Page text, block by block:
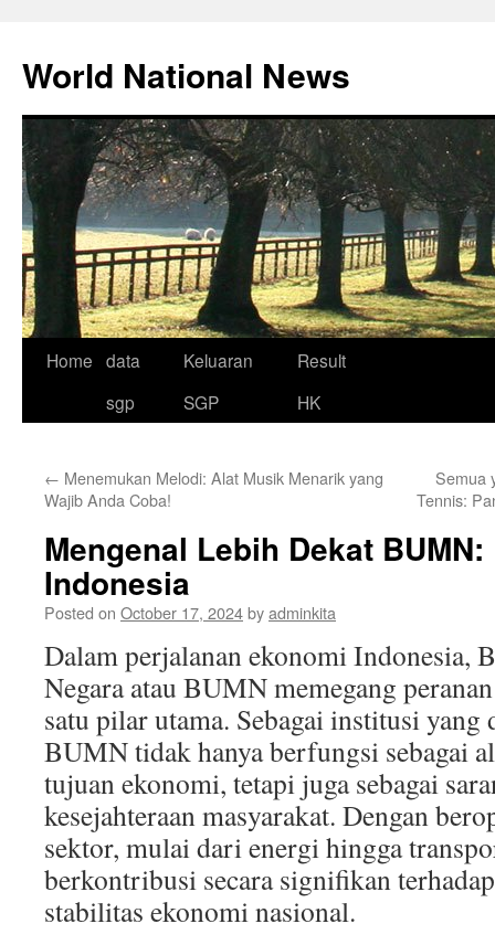
content
World National News
Home data
sgp
Keluaran
SGP
Result
HK
← Menemukan Melodi: Alat Musik Menarik yang
Wajib Anda Coba!
Semua
Tennis:
Mengenal Lebih Dekat
Indonesia
Posted on October 17, 2024byadminkita
Dalam perjalanan ekonomi Indonesia,
Negara atau BUMN memegang
satu pilar utama. Sebagai institusi
BUMN tidak hanya berfungsi sebagai
tujuan ekonomi, tetapi juga sebagai
kesejahteraan masyarakat. Dengan
sektor, mulai dari energi hingga
berkontribusi secara signifikan
stabilitas ekonomi nasional.